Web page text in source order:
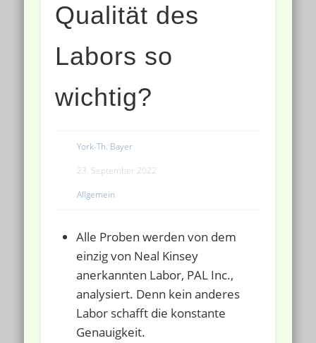
Qualität des
Labors so
wichtig?
York-Th. Bayer
23. September 2022
Allgemein
Alle Proben werden von dem
einzig von Neal Kinsey
anerkannten Labor, PAL Inc.,
analysiert. Denn kein anderes
Labor schafft die konstante
Genauigkeit.